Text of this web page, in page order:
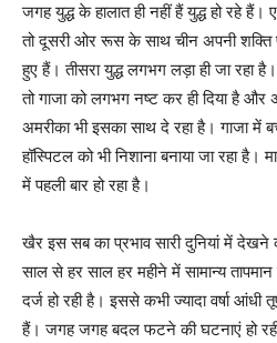
जगह युद्ध के हालात ही नहीं हैं युद्ध हो रहे
तो दूसरी ओर रूस के साथ चीन अपनी शक्ति
हुए हैं। तीसरा युद्ध लगभग लड़ा ही जा रहा
तो गाजा को लगभग नष्ट कर ही दिया है
अमरीका भी इसका साथ दे रहा है। गाजा में
हॉस्पिटल को भी निशाना बनाया जा रहा है।
में पहली बार हो रहा है।
खैर इस सब का प्रभाव सारी दुनियां में
साल से हर साल हर महीने में सामान्य
दर्ज हो रही है। इससे कभी ज्यादा वर्षा
हैं। जगह जगह बदल फटने की घटनाएं हो